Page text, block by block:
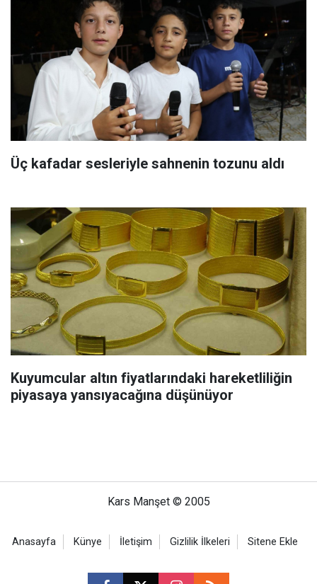
Üç kafadar sesleriyle sahnenin tozunu aldı
Kuyumcular altın fiyatlarındaki hareketliliğin
piyasaya yansıyacağına düşünüyor
Kars Manşet © 2005
Anasayfa Künye İletişim Gizlilik İlkeleri Sitene Ekle